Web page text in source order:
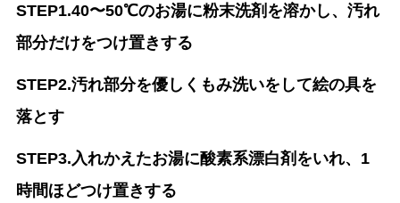
STEP1.40〜50℃のお湯に粉末洗剤を溶かし、汚れ
部分だけをつけ置きする
STEP2.汚れ部分を優しくもみ洗いをして絵の具を
落とす
STEP3.入れかえたお湯に酸素系漂白剤をいれ、1
時間ほどつけ置きする